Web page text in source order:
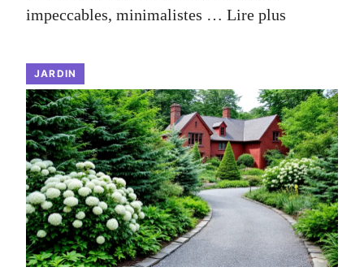
impeccables, minimalistes … Lire plus
JARDIN